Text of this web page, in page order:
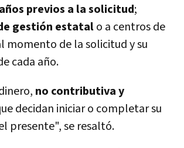
previos a la solicitud;
gestión estatalo a centros de
momento de la solicitud y su
cada año.
no contributiva y
decidan iniciar o completar su
presente", se resaltó.